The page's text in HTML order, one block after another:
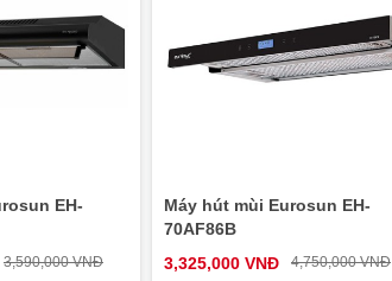
EH-
3,590,000 VNĐ
Máy hút mùi Eurosun EH-
70AF86B
3,325,000 VNĐ
4,750,000 VNĐ